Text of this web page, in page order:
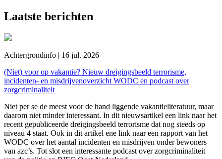
Laatste berichten
Achtergrondinfo | 16 jul. 2026
(Niet) voor op vakantie? Nieuw dreigingsbeeld terrorisme,
incidenten- en misdrijvenoverzicht WODC en podcast over
zorgcriminaliteit
Niet per se de meest voor de hand liggende vakantieliteratuur, maar
daarom niet minder interessant. In dit nieuwsartikel een link naar het
recent gepubliceerde dreigingsbeeld terrorisme dat nog steeds op
niveau 4 staat. Ook in dit artikel ene link naar een rapport van het
WODC over het aantal incidenten en misdrijven onder bewoners
van azc’s. Tot slot een interessante podcast over zorgcriminaliteit